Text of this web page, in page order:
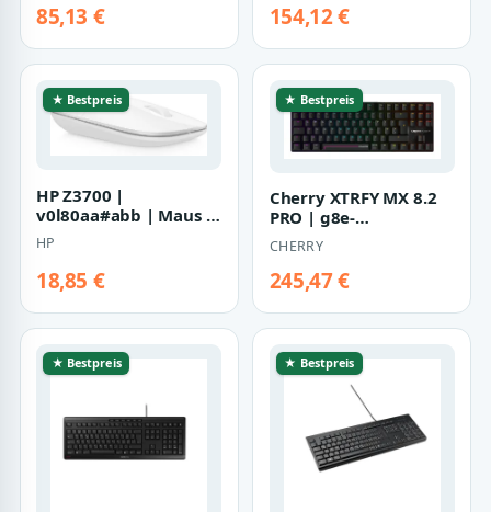
85,13 € 154,12 €
★ Bestpreis
HP Z3700 |
v0l80aa#abb | Maus -
kabellos
HP
18,85 €
★ Bestpreis
Cherry XTRFY MX 8.2
PRO | g8e-
3885hacagb-2 |
Tastatur - TMR
CHERRY
245,47 €
★ Bestpreis ★ Bestpreis